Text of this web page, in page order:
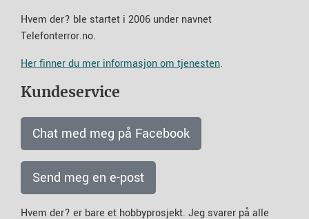
Hvem der? ble startet i 2006 under navnet
Telefonterror.no.
Her finner du mer informasjon om tjenesten.
Kundeservice
Chat med meg på Facebook
Send meg en e-post
Hvem der? er bare et hobbyprosjekt. Jeg svarer på alle